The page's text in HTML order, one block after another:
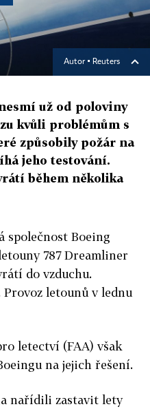
Autor ▪ Reuters
už od poloviny
kvůli problémům s
způsobily požár na
jeho testování.
během několika
společnost Boeing
787 Dreamliner
do vzduchu.
letounů v lednu
letectví (FAA) však
na jejich řešení.
nařídili zastavit lety